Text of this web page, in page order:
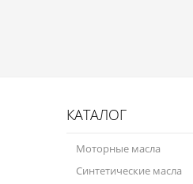
Трансмиссионные масла
Оборудование
КАТАЛОГ
Моторные масла
Синтетические масла